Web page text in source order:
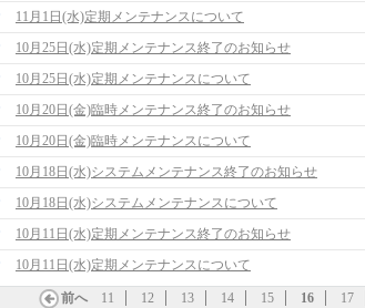
11月1日(水)定期メンテナンスについて
10月25日(水)定期メンテナンス終了のお知らせ
10月25日(水)定期メンテナンスについて
10月20日(金)臨時メンテナンス終了のお知らせ
10月20日(金)臨時メンテナンスについて
10月18日(水)システムメンテナンス終了のお知らせ
10月18日(水)システムメンテナンスについて
10月11日(水)定期メンテナンス終了のお知らせ
10月11日(水)定期メンテナンスについて
前へ 11 12 13 14 15 16 17